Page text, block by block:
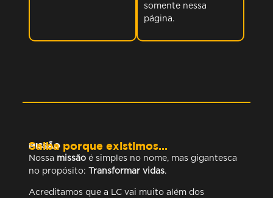
somente nessa
página.
MISSÃO
Saiba porque existimos...
Nossa missão é simples no nome, mas gigantesca
no propósito: Transformar vidas.
Acreditamos que a LC vai muito além dos